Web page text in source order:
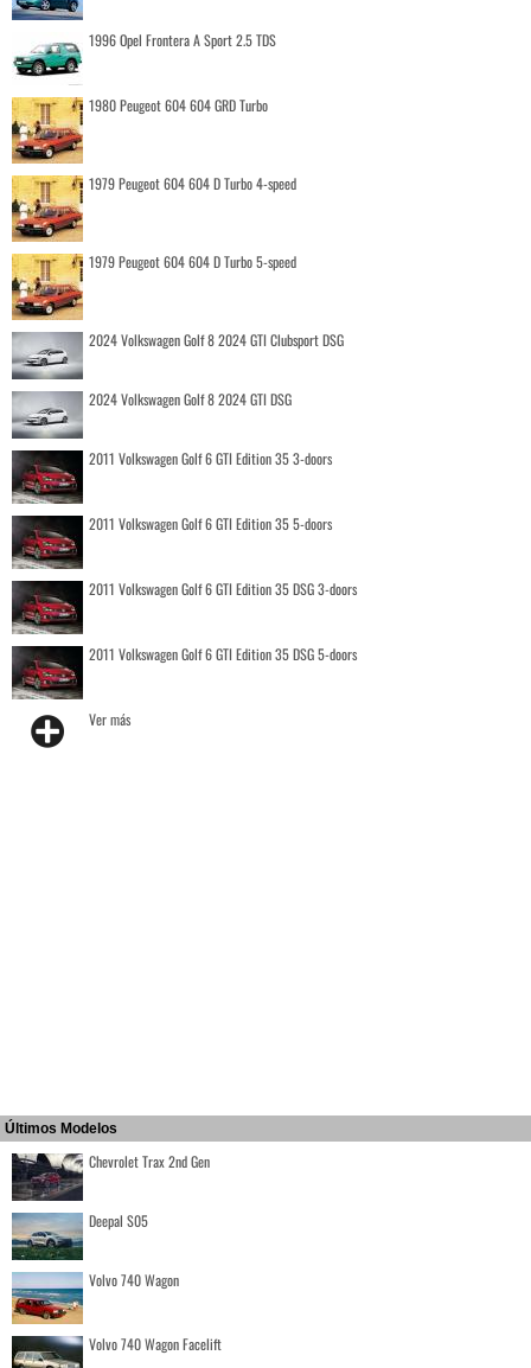
1996 Opel Frontera A Sport 2.5 TDS
1980 Peugeot 604 604 GRD Turbo
1979 Peugeot 604 604 D Turbo 4-speed
1979 Peugeot 604 604 D Turbo 5-speed
2024 Volkswagen Golf 8 2024 GTI Clubsport DSG
2024 Volkswagen Golf 8 2024 GTI DSG
2011 Volkswagen Golf 6 GTI Edition 35 3-doors
2011 Volkswagen Golf 6 GTI Edition 35 5-doors
2011 Volkswagen Golf 6 GTI Edition 35 DSG 3-doors
2011 Volkswagen Golf 6 GTI Edition 35 DSG 5-doors
Ver más
Últimos Modelos
Chevrolet Trax 2nd Gen
Deepal S05
Volvo 740 Wagon
Volvo 740 Wagon Facelift